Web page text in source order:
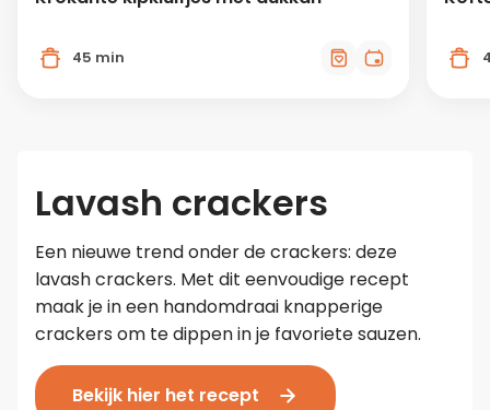
45 min
Lavash crackers
Een nieuwe trend onder de crackers: deze
lavash crackers. Met dit eenvoudige recept
maak je in een handomdraai knapperige
crackers om te dippen in je favoriete sauzen.
Bekijk hier het recept